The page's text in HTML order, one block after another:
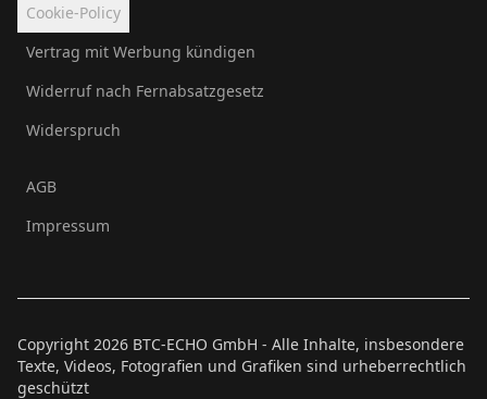
Cookie-Policy
Vertrag mit Werbung kündigen
Widerruf nach Fernabsatzgesetz
Widerspruch
AGB
Impressum
Copyright 2026 BTC-ECHO GmbH - Alle Inhalte, insbesondere
Texte, Videos, Fotografien und Grafiken sind urheberrechtlich
geschützt